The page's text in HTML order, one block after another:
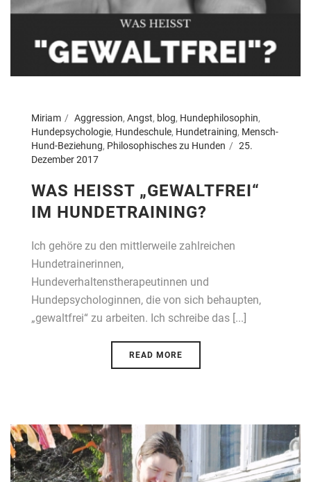
Miriam Aggression, Angst, blog, Hundephilosophin,
Hundepsychologie, Hundeschule, Hundetraining, Mensch-
Hund-Beziehung, Philosophisches zu Hunden
25.
Dezember 2017
WAS HEISST „GEWALTFREI“ I
M HUNDETRAINING?
Ich gehöre zu den mittlerweile zahlreichen
Hundetrainerinnen,
Hundeverhaltenstherapeutinnen und
Hundepsychologinnen, die von sich behaupten,
„gewaltfrei“ zu arbeiten. Ich schreibe das [...]
READ MORE